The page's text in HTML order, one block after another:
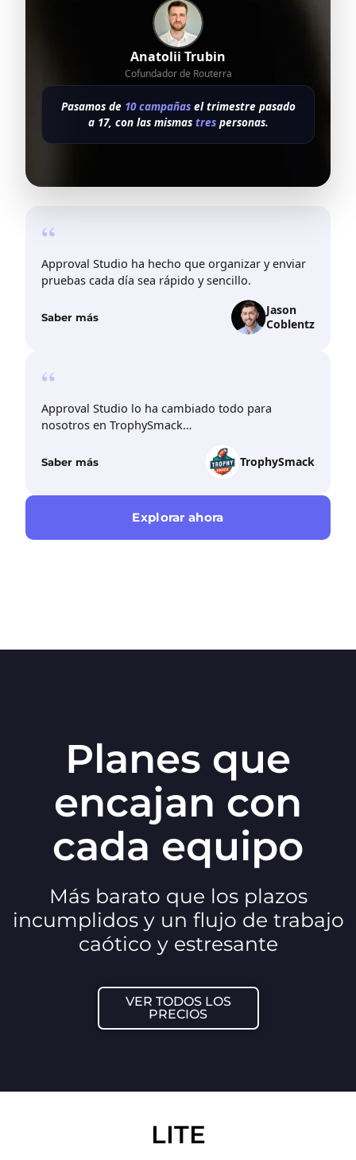
Anatolii Trubin
Cofundador de Routerra
Pasamos de 10 campañasel trimestre pasado
a 17, con las mismas trespersonas.
“
Approval Studio ha hecho que organizar y enviar
pruebas cada día sea rápido y sencillo.
Saber más
Jason
Coblentz
“
Approval Studio lo ha cambiado todo para
nosotros en TrophySmack…
Saber más TrophySmack
Explorar ahora
Planes que
encajan con
cada equipo
Más barato que los plazos
incumplidos y un flujo de trabajo
caótico y estresante
VER TODOS LOS
PRECIOS
LITE